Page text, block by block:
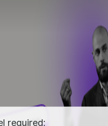
required: